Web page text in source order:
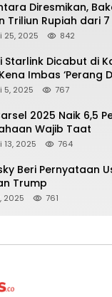
Diresmikan,
Triliun Rupiah dari 7
25, 2025 842
Starlink Dicabut di
Imbas ‘Perang
5, 2025 767
2025 Naik 6,5
Wajib Taat
13, 2025 764
Beri Pernyataan
Trump
2025 761